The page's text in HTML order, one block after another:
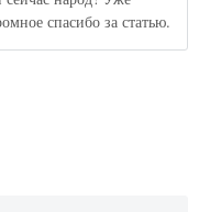
спасибо за статью.